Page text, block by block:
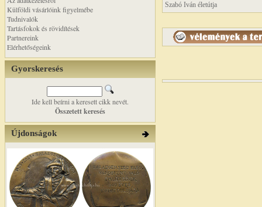
Külföldi vásárlóink figyelmébe
Tudnivalók
Tartásfokok és rövidítések
Partnereink
Elérhetőségeink
Gyorskeresés
Ide kell beírni a keresett cikk nevét.
Összetett keresés
Újdonságok
Szabó Iván életútja